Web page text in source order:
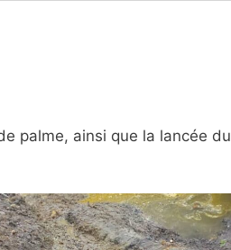
palme, ainsi que la lancée du